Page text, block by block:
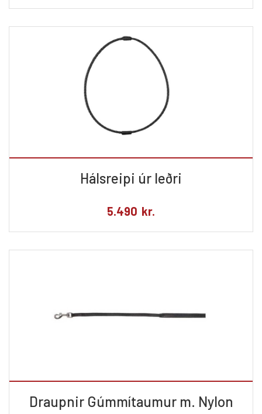
Hálsreipi úr leðri
5.490 kr.
Draupnir Gúmmítaumur m. Nylon